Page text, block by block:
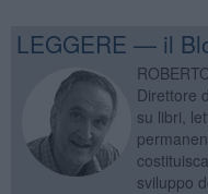
LEGGERE — il
Direttore
su libri,
sviluppo